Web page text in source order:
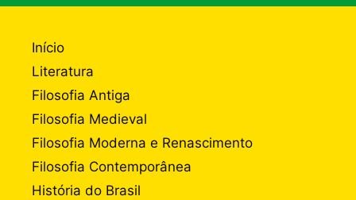
Início
Literatura
Filosofia Antiga
Filosofia Medieval
Filosofia Moderna e Renascimento
Filosofia Contemporânea
História do Brasil